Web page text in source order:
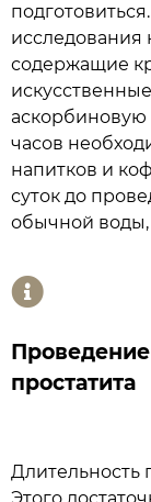
исследования
содержащие
аскорбиновую
часов
напитков и
суток до
обычной воды,
простатита
Длительность
Этого